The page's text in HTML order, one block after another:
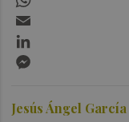
Jesús Ángel García